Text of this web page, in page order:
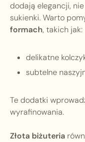
dodają elegancji,
sukienki. Warto
formach, takich jak:
delikatne
subtelne
Te dodatki
wyrafinowania.
Złota biżuteria